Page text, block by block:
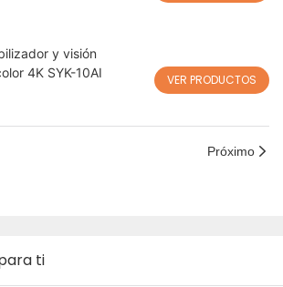
y visión
4K SYK-10AI
VER PRODUCTOS
Próximo
ti